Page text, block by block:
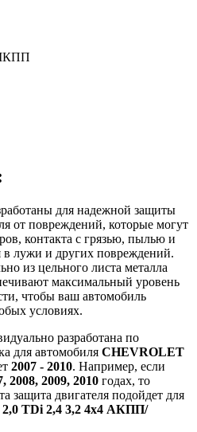
для надежной защиты
от повреждений, которые могут
контакта с грязью, пылью и
в лужи и других повреждений.
из цельного листа металла
максимальный уровень
чтобы ваш автомобиль
условиях.
разработана по
для автомобиля CHEVROLET
2007 - 2010. Например, если
2008, 2009, 2010 годах, то
защита двигателя подойдет для
2,0 TDi 2,4 3,2 4х4 АКПП/